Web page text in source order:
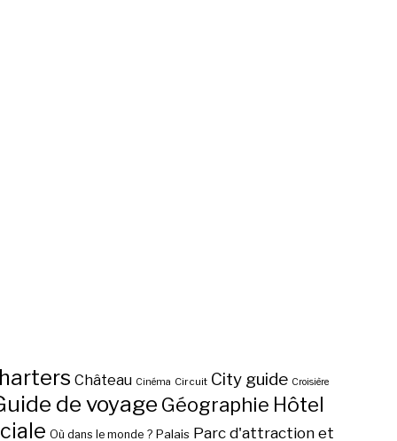
Château Cinéma Circuit City guide Croisière
de voyage Géographie Hôtel
Où dans le monde ? Palais Parc d'attraction et